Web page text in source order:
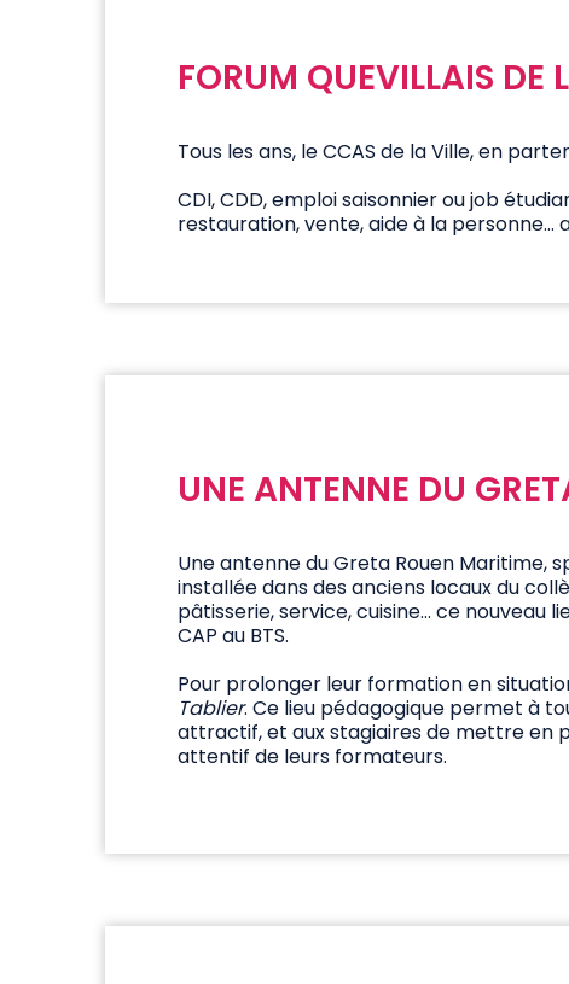
FORUM QUEVILLAIS DE
Tous les ans, le CCAS de la Ville, en
CDI, CDD, emploi saisonnier ou job
restauration, vente, aide à la personne…
UNE ANTENNE DU
Une antenne du Greta Rouen Maritime,
installée dans des anciens locaux du
pâtisserie, service, cuisine… ce nouveau
CAP au BTS.
Pour prolonger leur formation en
Tablier. Ce lieu pédagogique permet à
attractif, et aux stagiaires de mettre en
attentif de leurs formateurs.